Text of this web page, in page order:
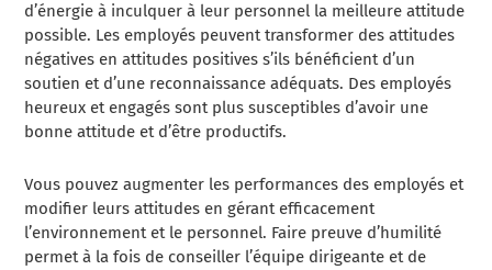
d’énergie à inculquer à leur personnel la meilleure attitude
possible. Les employés peuvent transformer des attitudes
négatives en attitudes positives s’ils bénéficient d’un
soutien et d’une reconnaissance adéquats. Des employés
heureux et engagés sont plus susceptibles d’avoir une
bonne attitude et d’être productifs.
Vous pouvez augmenter les performances des employés et
modifier leurs attitudes en gérant efficacement
l’environnement et le personnel. Faire preuve d’humilité
permet à la fois de conseiller l’équipe dirigeante et de